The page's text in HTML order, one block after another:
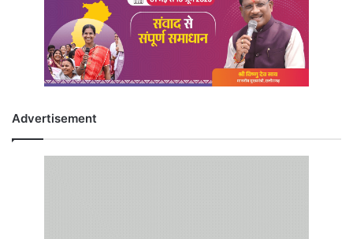
Advertisement